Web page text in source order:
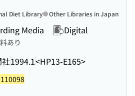
Media Digital
あり
1994.1<HP13-E165>
Diet Library Other Libraries in Japan